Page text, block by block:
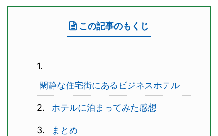
この記事のもくじ
閑静な住宅街にあるビジネスホテル
ホテルに泊まってみた感想
まとめ